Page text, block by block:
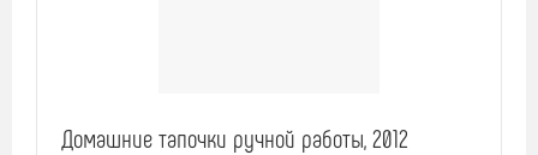
Домашние тапочки ручной работы, 2012